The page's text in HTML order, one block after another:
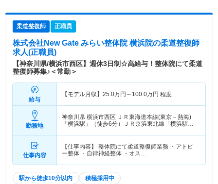
柔道整復師 正職員
株式会社New Gate みらい整体院 横浜院の柔道整復師
求人(正職員)
【神奈川県/横浜市西区】週休3日制☆高給与！整体院にて柔道
整復師募集♪＜常勤＞
給与
【モデル月収】 25.0万円～ 100.0万円 程度
勤務地
神奈川県 横浜市西区 ＪＲ東海道本線(東京－熱海)
「横浜駅」（徒歩6分）ＪＲ京浜東北線「横浜駅」
仕事内容
【仕事内容】 整体院にて柔道整復師業務 ・アトピ
ー整体 ・自律神経整体 ・オス…
駅から徒歩10分以内 積極採用中